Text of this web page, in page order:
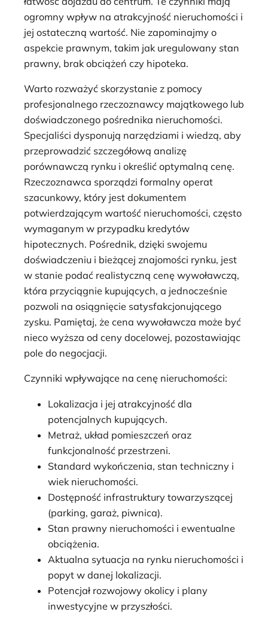
ogromny wpływ na atrakcyjność nieruchomości i
jej ostateczną wartość. Nie zapominajmy o
aspekcie prawnym, takim jak uregulowany stan
prawny, brak obciążeń czy hipoteka.
Warto rozważyć skorzystanie z pomocy
profesjonalnego rzeczoznawcy majątkowego lub
doświadczonego pośrednika nieruchomości.
Specjaliści dysponują narzędziami i wiedzą, aby
przeprowadzić szczegółową analizę
porównawczą rynku i określić optymalną cenę.
Rzeczoznawca sporządzi formalny operat
szacunkowy, który jest dokumentem
potwierdzającym wartość nieruchomości, często
wymaganym w przypadku kredytów
hipotecznych. Pośrednik, dzięki swojemu
doświadczeniu i bieżącej znajomości rynku, jest
w stanie podać realistyczną cenę wywoławczą,
która przyciągnie kupujących, a jednocześnie
pozwoli na osiągnięcie satysfakcjonującego
zysku. Pamiętaj, że cena wywoławcza może być
nieco wyższa od ceny docelowej, pozostawiając
pole do negocjacji.
Czynniki wpływające na cenę nieruchomości:
Lokalizacja i jej atrakcyjność dla
potencjalnych kupujących.
Metraż, układ pomieszczeń oraz
funkcjonalność przestrzeni.
Standard wykończenia, stan techniczny i
wiek nieruchomości.
Dostępność infrastruktury towarzyszącej
(parking, garaż, piwnica).
Stan prawny nieruchomości i ewentualne
obciążenia.
Aktualna sytuacja na rynku nieruchomości i
popyt w danej lokalizacji.
Potencjał rozwojowy okolicy i plany
inwestycyjne w przyszłości.